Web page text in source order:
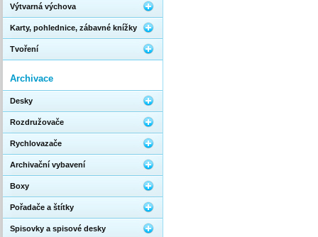
Výtvarná výchova
Karty, pohlednice, zábavné knížky
Tvoření
Archivace
Desky
Rozdružovače
Rychlovazače
Archivační vybavení
Boxy
Pořadače a štítky
Spisovky a spisové desky